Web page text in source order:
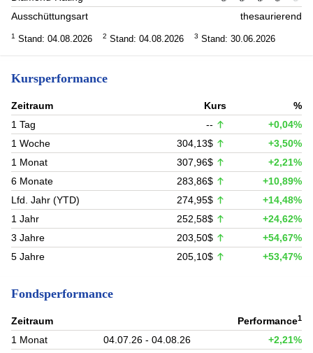
Ausschüttungsart
thesaurierend
1 Stand: 04.08.2026 2 Stand: 04.08.2026 3 Stand: 30.06.2026
Kursperformance
Zeitraum Kurs
%
1 Tag
--
+0,04%
1 Woche
304,13$
+3,50%
1 Monat
307,96$
+2,21%
6 Monate
283,86$
+10,89%
Lfd. Jahr (YTD)
274,95$
+14,48%
1 Jahr
252,58$
+24,62%
3 Jahre
203,50$
+54,67%
5 Jahre
205,10$ +53,47%
Fondsperformance
Zeitraum Performance1
1 Monat 04.07.26 - 04.08.26
+2,21%